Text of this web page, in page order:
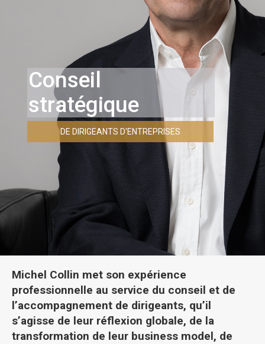
DE DIRIGEANTS D'ENTREPRISES
Consei
stratégique
Michel Collin met son expérience
professionnelle au service du conseil et de
l’accompagnement de dirigeants, qu’il
s’agisse de leur réflexion globale, de la
transformation de leur business model, de